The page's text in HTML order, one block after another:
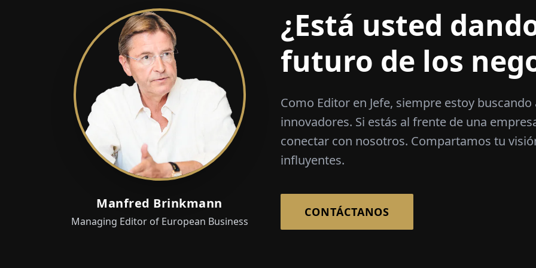
Manfred Brinkmann
Managing Editor of European Business
¿Está usted
futuro de los
Como Editor en Jefe, siempre estoy
innovadores. Si estás al frente de una
conectar con nosotros. Compartamos tu
influyentes.
CONTÁCTANOS